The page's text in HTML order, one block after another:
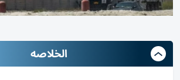
الخلاصه